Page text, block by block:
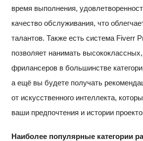
время выполнения,
качество обслуживания, что
талантов. Также есть система Fiverr
позволяет нанимать
фрилансеров в большинстве
а ещё вы будете получать
от искусственного интеллекта,
ваши предпочтения и истории
Наиболее популярные категории